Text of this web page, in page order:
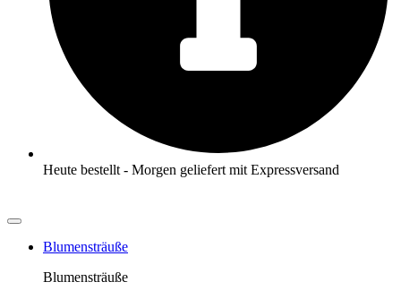
Heute bestellt - Morgen geliefert mit Expressversand
Blumensträuße
Blumensträuße